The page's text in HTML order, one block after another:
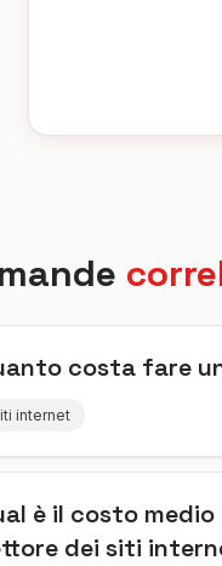
costa fare
internet
è il costo
dei siti